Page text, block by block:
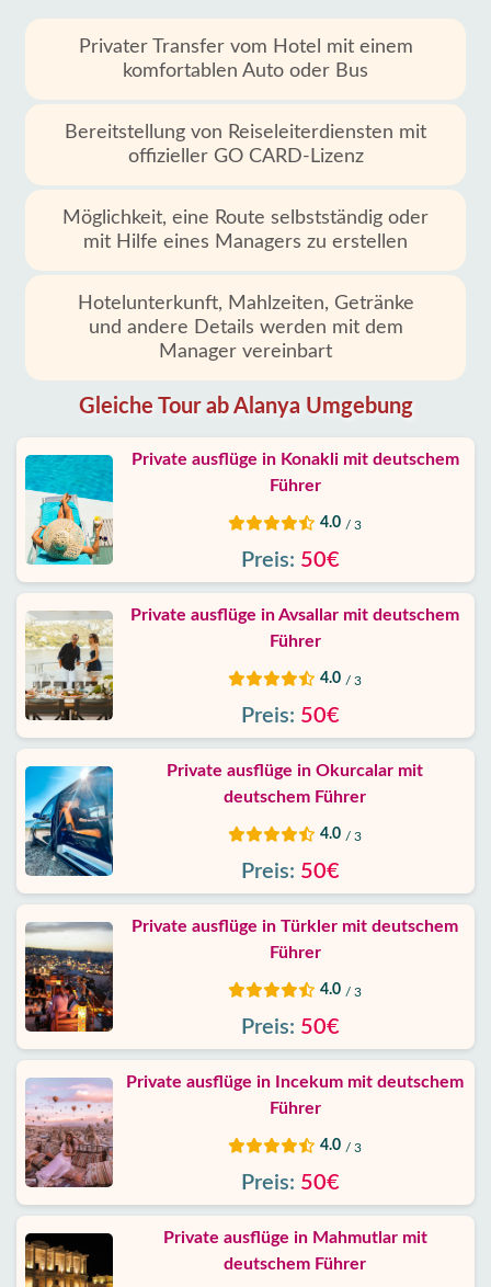
Privater Transfer vom Hotel mit einem
komfortablen Auto oder Bus
Bereitstellung von Reiseleiterdiensten mit
offizieller GO CARD-Lizenz
Möglichkeit, eine Route selbstständig oder
mit Hilfe eines Managers zu erstellen
Hotelunterkunft, Mahlzeiten, Getränke
und andere Details werden mit dem
Manager vereinbart
Gleiche Tour ab Alanya Umgebung
Private ausflüge in Konakli mit deutschem
Führer
4.0 / 3
Preis: 50€
Private ausflüge in Avsallar mit deutschem
Führer
4.0 / 3
Preis: 50€
Private ausflüge in Okurcalar mit
deutschem Führer
4.0 / 3
Preis: 50€
Private ausflüge in Türkler mit deutschem
Führer
4.0 / 3
Preis: 50€
Private ausflüge in Incekum mit deutschem
Führer
4.0 / 3
Preis: 50€
Private ausflüge in Mahmutlar mit
deutschem Führer